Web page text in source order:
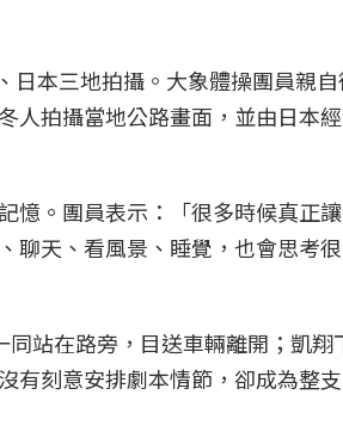
日本三地拍攝。大象體操團員親
人拍攝當地公路畫面，並由日本
憶。團員表示：「很多時候真正
聊天、看風景、睡覺，也會思考
站在路旁，目送車輛離開；凱翔
有刻意安排劇本情節，卻成為整支